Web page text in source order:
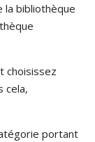
bibliothèque
choisissez
cela,
portant